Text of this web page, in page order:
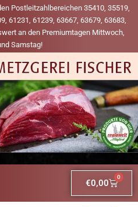
Postleitzahlbereichen 35410, 35519,
61231, 61239, 63667, 63679, 63683,
an den Premiumtagen Mittwoch,
Samstag!
€0,00
0